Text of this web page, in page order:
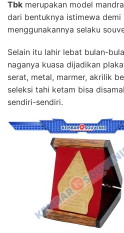
Tbk merupakan model
dari bentuknya istimewa demi
menggunakannya selaku
Selain itu lahir lebat bulan-
naganya kuasa dijadikan
serat, metal, marmer, akrilik
seleksi tahi ketam bisa
sendiri-sendiri.